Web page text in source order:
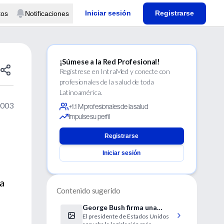
Notificaciones Iniciar sesión Registrarse
¡Súmese a la Red Profesional!
Regístrese en IntraMed y conecte con
profesionales de la salud de toda
Latinoamérica.
+1.1 M profesionales de la salud
Impulse su perfil
Registrarse
Iniciar sesión
Contenido sugerido
George Bush firma una
controvertida ley que
El presidente de Estados Unidos